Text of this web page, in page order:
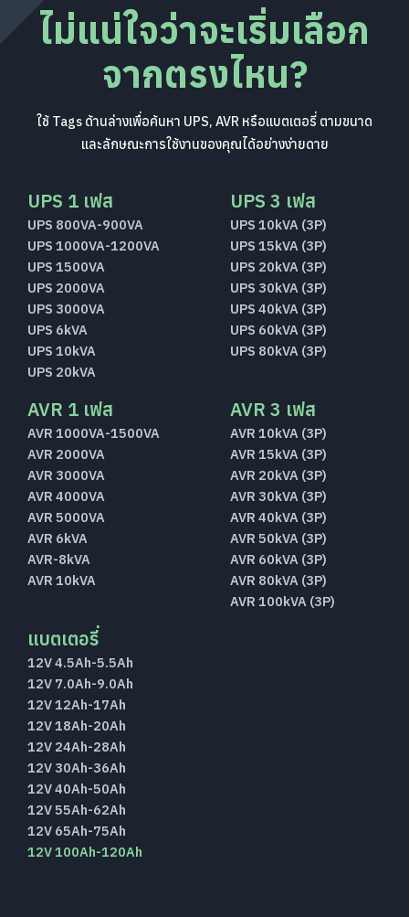
ไม่แน่ใจว่าจะเริ่มเลือก
จากตรงไหน?
ใช้ Tags ด้านล่างเพื่อค้นหา UPS, AVR หรือแบตเตอรี่ ตามขนาด
และลักษณะการใช้งานของคุณได้อย่างง่ายดาย
UPS 1 เฟส
UPS 800VA-900VA
UPS 1000VA-1200VA
UPS 1500VA
UPS 2000VA
UPS 3000VA
UPS 6kVA
UPS 10kVA
UPS 20kVA
UPS 3 เฟส
UPS 10kVA (3P)
UPS 15kVA (3P)
UPS 20kVA (3P)
UPS 30kVA (3P)
UPS 40kVA (3P)
UPS 60kVA (3P)
UPS 80kVA (3P)
AVR 1 เฟส
AVR 1000VA-1500VA
AVR 2000VA
AVR 3000VA
AVR 4000VA
AVR 5000VA
AVR 6kVA
AVR-8kVA
AVR 10kVA
AVR 3 เฟส
AVR 10kVA (3P)
AVR 15kVA (3P)
AVR 20kVA (3P)
AVR 30kVA (3P)
AVR 40kVA (3P)
AVR 50kVA (3P)
AVR 60kVA (3P)
AVR 80kVA (3P)
AVR 100kVA (3P)
แบตเตอรี่
12V 4.5Ah-5.5Ah
12V 7.0Ah-9.0Ah
12V 12Ah-17Ah
12V 18Ah-20Ah
12V 24Ah-28Ah
12V 30Ah-36Ah
12V 40Ah-50Ah
12V 55Ah-62Ah
12V 65Ah-75Ah
12V 100Ah-120Ah